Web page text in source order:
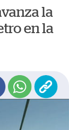
la
en la